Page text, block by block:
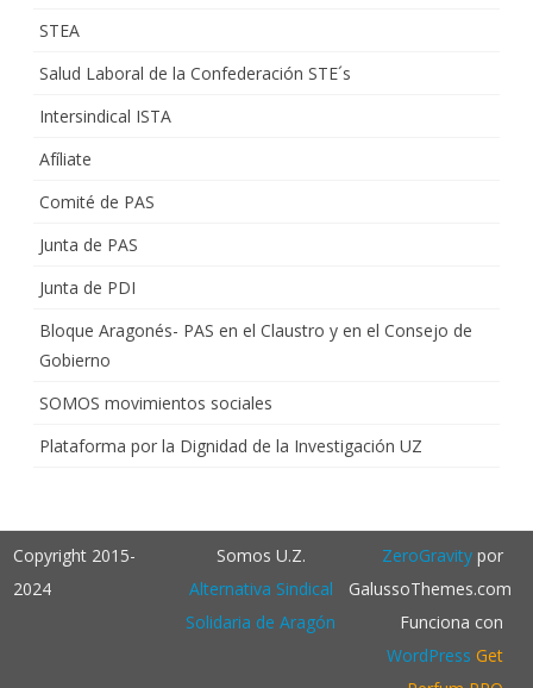
STEA
Salud Laboral de la Confederación STE´s
Intersindical ISTA
Afíliate
Comité de PAS
Junta de PAS
Junta de PDI
Bloque Aragonés- PAS en el Claustro y en el Consejo de
Gobierno
SOMOS movimientos sociales
Plataforma por la Dignidad de la Investigación UZ
Copyright 2015-
2024
Somos U.Z.
Alternativa Sindical
Solidaria de Aragón
ZeroGravitypor
GalussoThemes.com
Funciona con
WordPress Get